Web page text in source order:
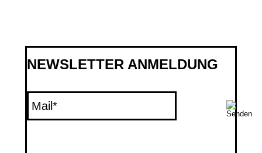
NEWSLETTER ANMELDUNG